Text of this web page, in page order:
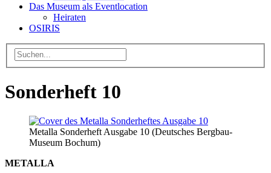
Das Museum als Eventlocation
Heiraten
OSIRIS
Sonderheft 10
Metalla Sonderheft Ausgabe 10 (Deutsches Bergbau-
Museum Bochum)
METALLA